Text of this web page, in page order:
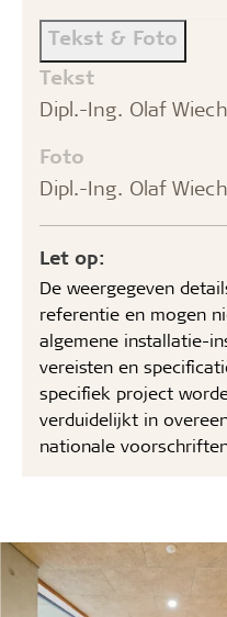
Tekst & Foto
Tekst
Dipl.-Ing. Olaf
Foto
Dipl.-Ing. Olaf
Let op:
De weergegeven
referentie en mogen
algemene installatie-
vereisten en
specifiek project
verduidelijkt in
nationale